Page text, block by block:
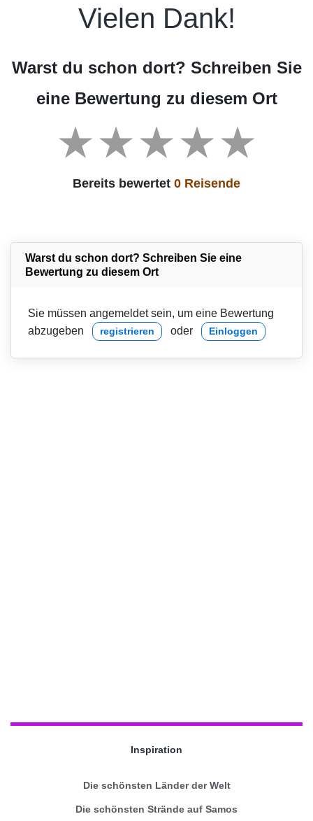
Vielen Dank!
Warst du schon dort? Schreiben Sie
eine Bewertung zu diesem Ort
Bereits bewertet 0 Reisende
Warst du schon dort? Schreiben Sie eine
Bewertung zu diesem Ort
Sie müssen angemeldet sein, um eine Bewertung
abzugeben
registrieren oder Einloggen
Inspiration
Die schönsten Länder der Welt
Die schönsten Strände auf Samos